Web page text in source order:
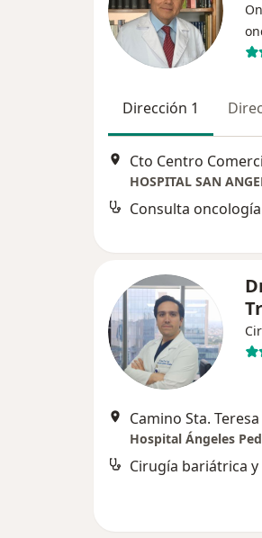
Dirección 1
Cto Centro
HOSPITAL SAN
Consulta oncología
Hospital Ángeles
Cirugía bariátrica